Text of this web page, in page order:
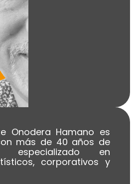
Onodera Hamano es
más de 40 años de
especializado en
corporativos y